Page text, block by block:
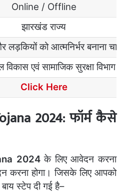
Online / Offline
झारखंड राज्य
को आत्मनिर्भर बनाना चाहती है
विकास एवं सामाजिक सुरक्षा विभाग
Click Here
2024: फॉर्म कैसे
2024 के लिए आवेदन करना
करना होगा। जिसके लिए आपको
बाय स्टेप दी गई है–